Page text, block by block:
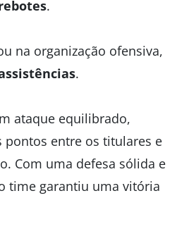
.
na organização ofensiva,
.
ataque equilibrado,
entre os titulares e
Com uma defesa sólida e
time garantiu uma vitória